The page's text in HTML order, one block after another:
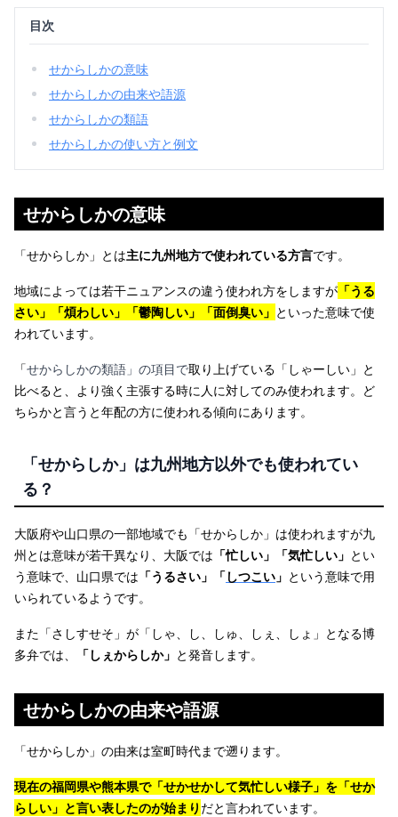
目次
せからしかの意味
せからしかの由来や語源
せからしかの類語
せからしかの使い方と例文
せからしかの意味
「せからしか」とは主に九州地方で使われている方言です。
地域によっては若干ニュアンスの違う使われ方をしますが 「うる
さい」「煩わしい」「鬱陶しい」「面倒臭い」 といった意味で使
われています。
「せからしかの類語」の項目で取り上げている「しゃーしい」と
比べると、より強く主張する時に人に対してのみ使われます。ど
ちらかと言うと年配の方に使われる傾向にあります。
「せからしか」は九州地方以外でも使われてい
る？
大阪府や山口県の一部地域でも「せからしか」は使われますが九
州とは意味が若干異なり、大阪では 「忙しい」「気忙しい」 とい
う意味で、山口県では 「うるさい」「しつこい 」 という意味で用
いられているようです。
また「さしすせそ」が「しゃ、し、しゅ、しぇ、しょ」となる博
多弁では、
「しぇからしか」 と発音します。
せからしかの由来や語源
「せからしか」の由来は室町時代まで遡ります。
現在の福岡県や熊本県で「せかせかして気忙しい様子」を「せか
らしい」と言い表したのが始まり だと言われています。